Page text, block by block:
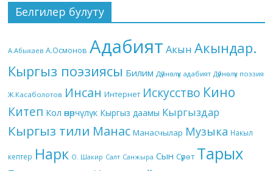
Белгилер булуту
А.Абыкаев А.Осмонов Адабият Акын Акындар.
Кыргыз поэзиясы Билим Дүйнөлүк адабият Дүйнөлүк поэзия
Ж.Касаболотов Инсан Интернет Искусство Кино
Китеп Кол өнөрчүлүк Кыргыз даамы Кыргыздар
Кыргыз тили Манас Манасчылар Музыка Накыл
кептер Нарк О. Шакир Салт Санжыра Сын Сүрөт Тарых